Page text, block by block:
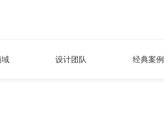
设计团队 经典案例